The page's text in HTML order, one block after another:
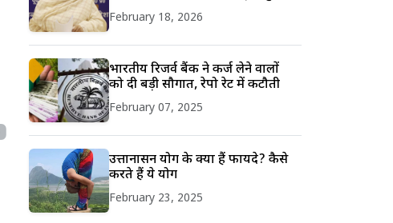
February 18, 2026
भारतीय रिजर्व बैंक ने कर्ज लेने वालों
को दी बड़ी सौगात, रेपो रेट में कटौती
February 07, 2025
उत्तानासन योग के क्या हैं फायदे? कैसे
करते हैं ये योग
February 23, 2025